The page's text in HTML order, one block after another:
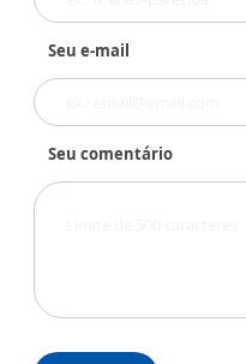
Seu e-mail
Seu comentário